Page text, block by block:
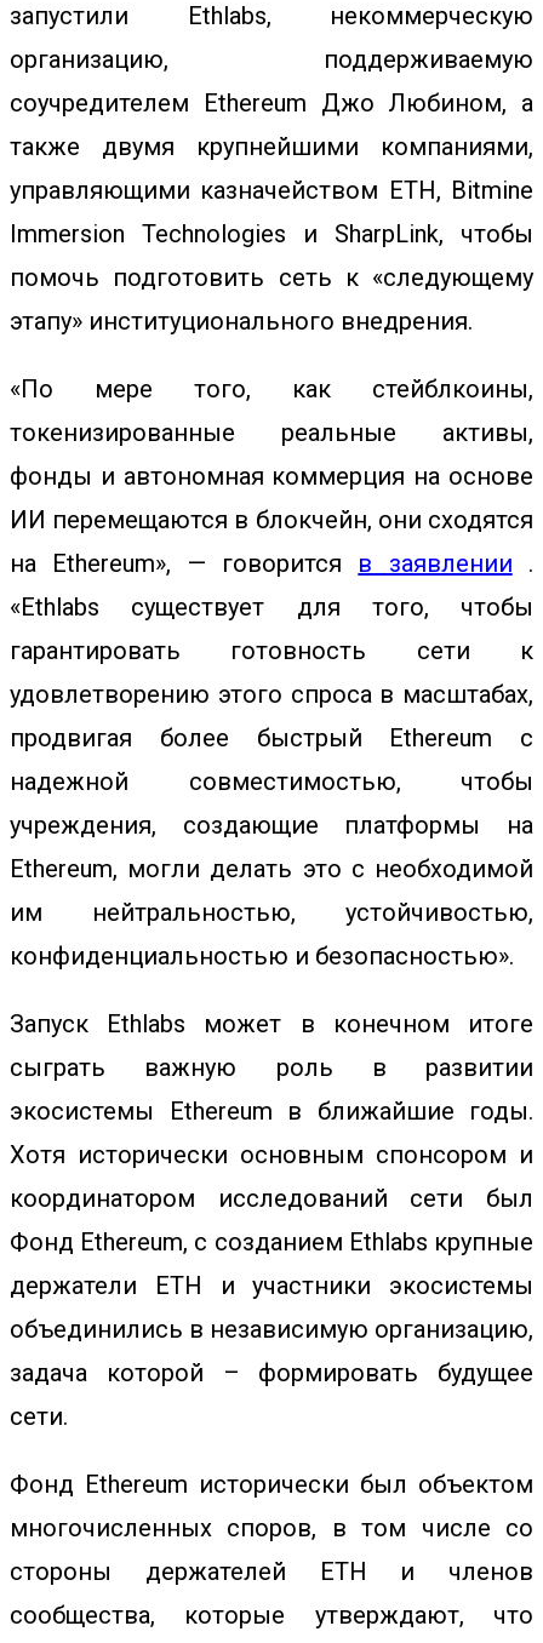
запустили Ethlabs, некоммерческую
организацию, поддерживаемую
соучредителем Ethereum Джо Любином, а
также двумя крупнейшими компаниями,
управляющими казначейством ETH, Bitmine
Immersion Technologies и SharpLink, чтобы
помочь подготовить сеть к «следующему
этапу» институционального внедрения.
«По мере того, как стейблкоины,
токенизированные реальные активы,
фонды и автономная коммерция на основе
ИИ перемещаются в блокчейн, они сходятся
на Ethereum», — говорится в заявлении .
«Ethlabs существует для того, чтобы
гарантировать готовность сети к
удовлетворению этого спроса в масштабах,
продвигая более быстрый Ethereum с
надежной совместимостью, чтобы
учреждения, создающие платформы на
Ethereum, могли делать это с необходимой
им нейтральностью, устойчивостью,
конфиденциальностью и безопасностью».
Запуск Ethlabs может в конечном итоге
сыграть важную роль в развитии
экосистемы Ethereum в ближайшие годы.
Хотя исторически основным спонсором и
координатором исследований сети был
Фонд Ethereum, с созданием Ethlabs крупные
держатели ETH и участники экосистемы
объединились в независимую организацию,
задача которой – формировать будущее
сети.
Фонд Ethereum исторически был объектом
многочисленных споров, в том числе со
стороны держателей ETH и членов
сообщества, которые утверждают, что